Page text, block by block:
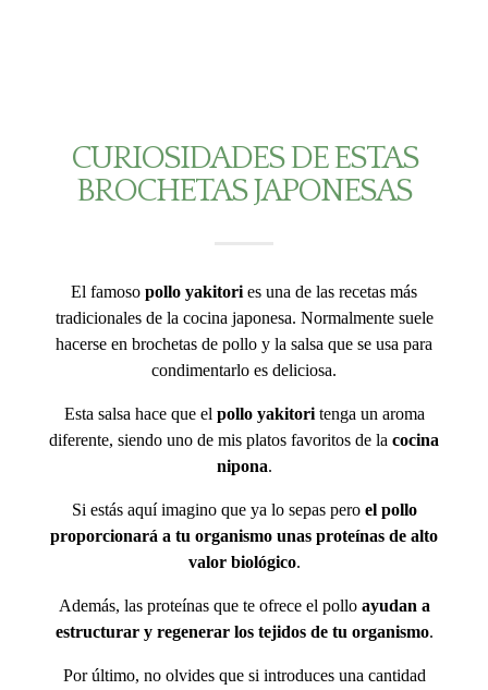
CURIOSIDADES DE ESTAS
BROCHETAS JAPONESAS
El famoso pollo yakitori es una de las recetas más
tradicionales de la cocina japonesa. Normalmente suele
hacerse en brochetas de pollo y la salsa que se usa para
condimentarlo es deliciosa.
Esta salsa hace que el pollo yakitoritenga un aroma
diferente, siendo uno de mis platos favoritos de la cocina
nipona.
Si estás aquí imagino que ya lo sepas pero el pollo
proporcionará a tu organismo unas proteínas de alto
valor biológico.
Además, las proteínas que te ofrece el pollo ayudan a
estructurar y regenerar los tejidos de tu organismo.
Por último, no olvides que si introduces una cantidad